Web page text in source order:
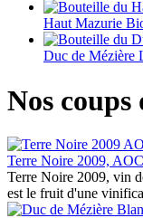
Haut Mazurie
Duc de Mézière
Nos coups
Terre Noire 2009,
Terre Noire 2009, vin
est le fruit d'une